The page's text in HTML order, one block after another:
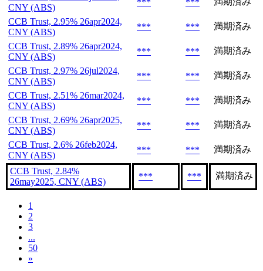
CNY (ABS)
*** ***
CCB Trust, 2.95% 26apr2024,
CNY (ABS)
*** ***
満期済み
CCB Trust, 2.89% 26apr2024,
CNY (ABS)
*** ***
満期済み
CCB Trust, 2.97% 26jul2024,
CNY (ABS)
*** ***
満期済み
CCB Trust, 2.51% 26mar2024,
CNY (ABS)
*** ***
満期済み
CCB Trust, 2.69% 26apr2025,
CNY (ABS)
*** ***
満期済み
CCB Trust, 2.6% 26feb2024,
CNY (ABS)
*** *** 満期済み
CCB Trust, 2.84%
26may2025, CNY (ABS)
*** *** 満期済み
1
2
3
...
50
»